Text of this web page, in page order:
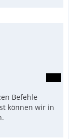
Befehle
können wir in